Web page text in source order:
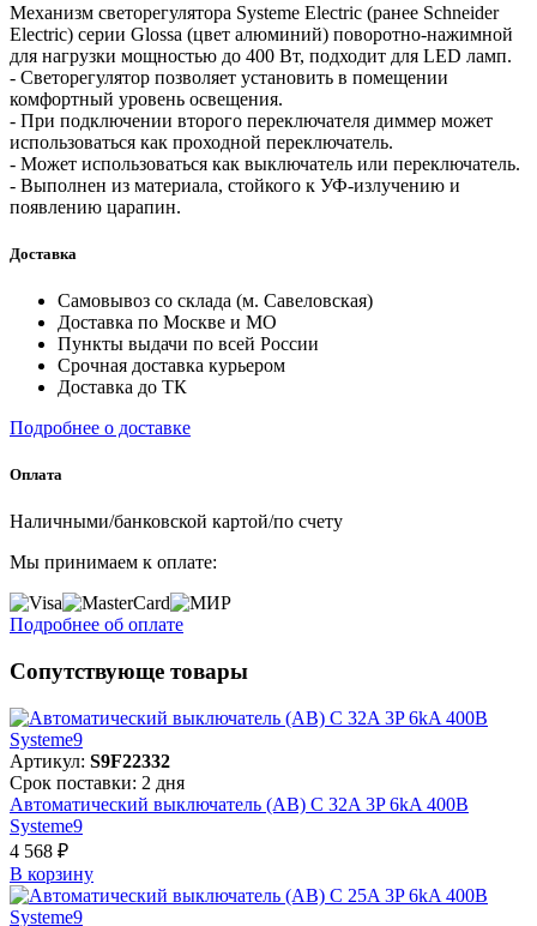
Механизм светорегулятора Systeme Electric (ранее Schneider
Electric) серии Glossa (цвет алюминий) поворотно-нажимной
для нагрузки мощностью до 400 Вт, подходит для LED ламп.
- Светорегулятор позволяет установить в помещении
комфортный уровень освещения.
- При подключении второго переключателя диммер может
использоваться как проходной переключатель.
- Может использоваться как выключатель или переключатель.
- Выполнен из материала, стойкого к УФ-излучению и
появлению царапин.
Доставка
Самовывоз со склада (м. Савеловская)
Доставка по Москве и МО
Пункты выдачи по всей России
Срочная доставка курьером
Доставка до ТК
Подробнее о доставке
Оплата
Наличными/банковской картой/по счету
Мы принимаем к оплате:
Подробнее об оплате
Сопутствующе товары
Артикул: S9F22332
Срок поставки: 2 дня
Автоматический выключатель (АВ) C 32A 3P 6kA 400В
Systeme9
4 568 ₽
В корзинy